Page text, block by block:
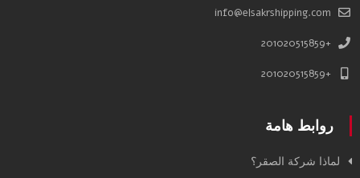
info@elsakrshipping.com
+201020515859
+201020515859
روابط هامة
لماذا شركة الصقر؟